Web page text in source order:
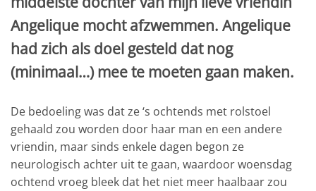
Angelique mocht afzwemmen. Angelique
had zich als doel gesteld dat nog
(minimaal…) mee te moeten gaan maken.
De bedoeling was dat ze ‘s ochtends met rolstoel
gehaald zou worden door haar man en een andere
vriendin, maar sinds enkele dagen begon ze
neurologisch achter uit te gaan, waardoor woensdag
ochtend vroeg bleek dat het niet meer haalbaar zou